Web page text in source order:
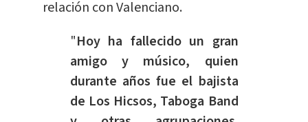
relación con Valenciano.
"Hoy ha fallecido un gran
amigo y músico, quien
durante años fue el bajista
de Los Hicsos, Taboga Band